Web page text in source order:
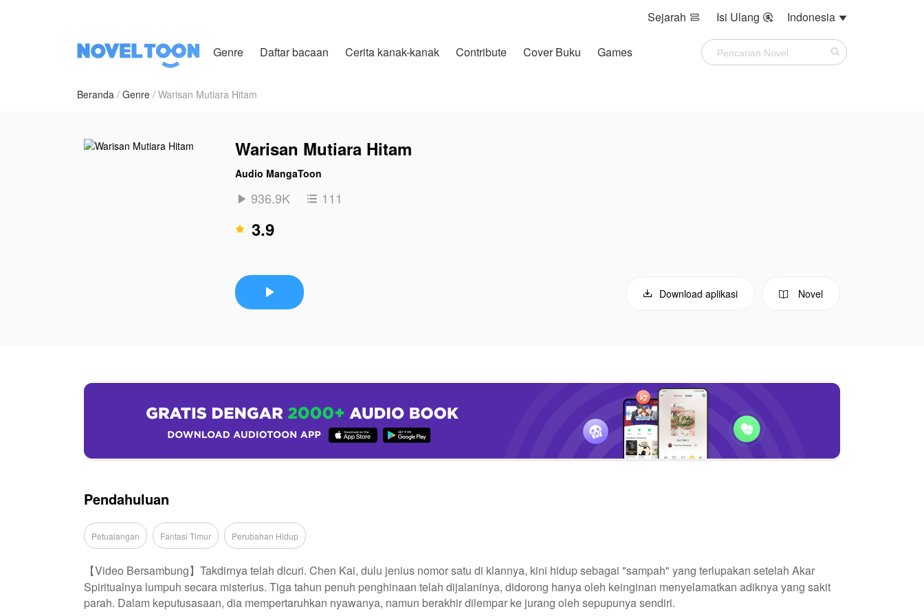
Sejarah  Isi Ulang  Indonesia 
Genre Daftar bacaan Cerita kanak-kanak Contribute Cover Buku Games
Beranda Genre Warisan Mutiara Hitam
Warisan Mutiara Hitam
Audio MangaToon
 936.9K  111
 3.9
  Download aplikasi  Novel
Pendahuluan
Petualangan Fantasi Timur Perubahan Hidup
【Video Bersambung】Takdirnya telah dicuri. Chen Kai, dulu jenius nomor satu di klannya, kini hidup sebagai "sampah" yang terlupakan setelah Akar
Spiritualnya lumpuh secara misterius. Tiga tahun penuh penghinaan telah dijalaninya, didorong hanya oleh keinginan menyelamatkan adiknya yang sakit
parah. Dalam keputusasaan, dia mempertaruhkan nyawanya, namun berakhir dilempar ke jurang oleh sepupunya sendiri.